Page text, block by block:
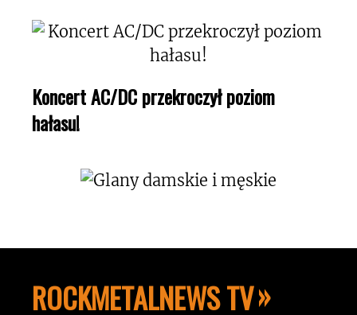
Koncert AC/DC przekroczył poziom
hałasu!
ROCKMETALNEWS TV